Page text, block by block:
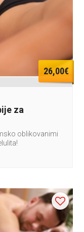
26,00€
za
oblikovanimi